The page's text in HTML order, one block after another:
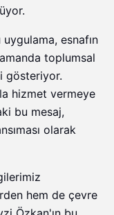
esnafın
toplumsal
gösteriyor.
hizmet vermeye
bu mesaj,
olarak
hem de çevre